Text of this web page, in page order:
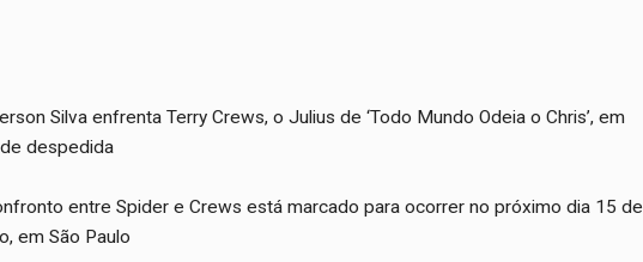
Silva enfrenta Terry Crews, o Julius de ‘Todo Mundo Odeia o Chris’, em
despedida
entre Spider e Crews está marcado para ocorrer no próximo dia 15 de
em São Paulo